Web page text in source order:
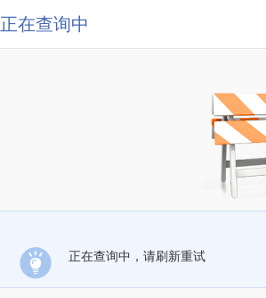
正在查询中
正在查询中，请刷新重试